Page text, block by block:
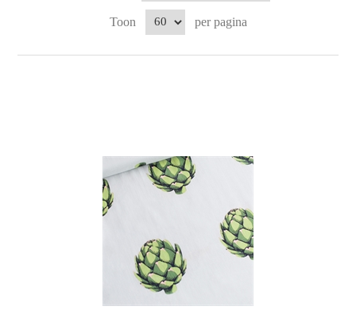
Toon per pagina